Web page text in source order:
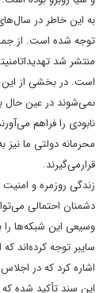
به این خاطر در
منتشر شد تهديداتامنيت
است. در بخشی از این
ىمى‌شوند در عينحال
نابودى را فراهم
محرمانهدولتى مانيز
قرارمى‌گيرند.
زندگى روزمرهو امنيت
دشمنان احتمالى
وسيعى اين شبکه‌ها را
سایبر توجه کرده‌اند
این سند تأکید شده